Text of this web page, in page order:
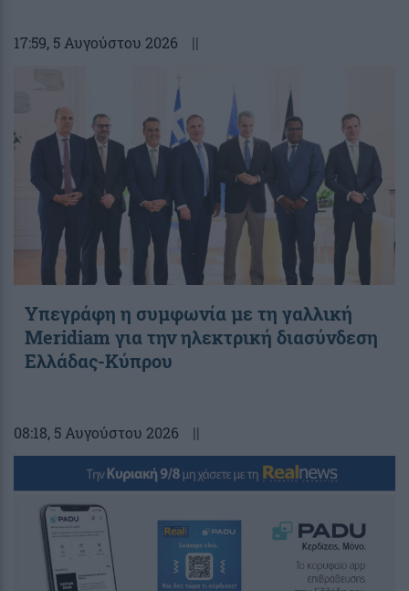
17:59, 5 Αυγούστου 2026 ||
Υπεγράφη η συμφωνία με τη γαλλική
Meridiam για την ηλεκτρική διασύνδεση
Ελλάδας-Κύπρου
08:18, 5 Αυγούστου 2026 ||